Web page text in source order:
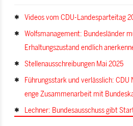
Videos vom CDU-Landesparteitag
Wolfsmanagement: Bundesländer
Erhaltungszustand endlich
Stellenausschreibungen Mai 2025
Führungsstark und verlässlich:
enge Zusammenarbeit mit
Lechner: Bundesausschuss gibt